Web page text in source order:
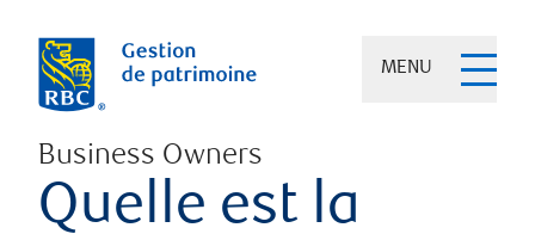
MENU
Business Owners
Quelle est la